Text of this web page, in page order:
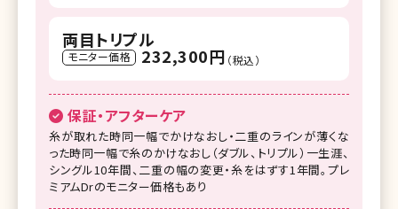
両目トリプル
モニター価格 232,300円 （税込）
保証・アフターケア
糸が取れた時同一幅でかけなおし・二重のラインが薄くな
った時同一幅で糸のかけなおし（ダブル、トリプル）一生涯、
シングル10年間、二重の幅の変更・糸をはずす1年間。プレ
ミアムDrのモニター価格もあり